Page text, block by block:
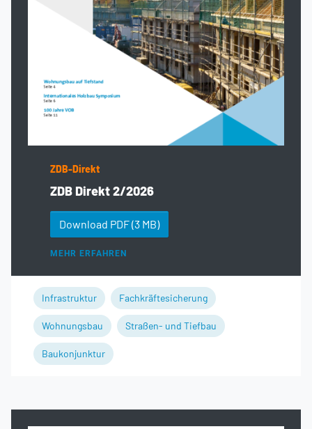
ZDB-Direkt
ZDB Direkt 2/2026
Download PDF(3 MB)
MEHR ERFAHREN
Infrastruktur Fachkräftesicherung
Wohnungsbau Straßen- und Tiefbau
Baukonjunktur